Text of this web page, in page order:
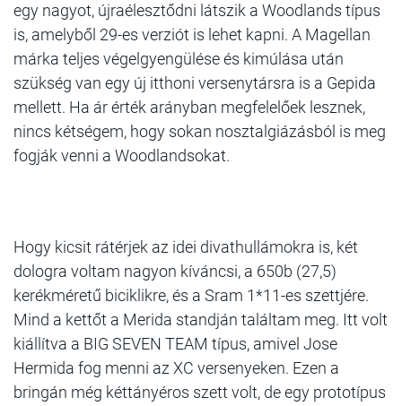
egy nagyot, újraélesztődni látszik a Woodlands típus
is, amelyből 29-es verziót is lehet kapni. A Magellan
márka teljes végelgyengülése és kimúlása után
szükség van egy új itthoni versenytársra is a Gepida
mellett. Ha ár érték arányban megfelelőek lesznek,
nincs kétségem, hogy sokan nosztalgiázásból is meg
fogják venni a Woodlandsokat.
Hogy kicsit rátérjek az idei divathullámokra is, két
dologra voltam nagyon kíváncsi, a 650b (27,5)
kerékméretű biciklikre, és a Sram 1*11-es szettjére.
Mind a kettőt a Merida standján találtam meg. Itt volt
kiállítva a BIG SEVEN TEAM típus, amivel Jose
Hermida fog menni az XC versenyeken. Ezen a
bringán még kéttányéros szett volt, de egy prototípus